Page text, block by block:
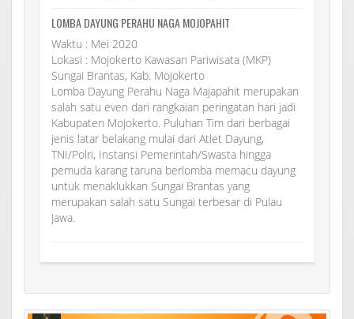
LOMBA DAYUNG PERAHU NAGA MOJOPAHIT
Waktu : Mei 2020
Lokasi : Mojokerto Kawasan Pariwisata (MKP)
Sungai Brantas, Kab. Mojokerto
Lomba Dayung Perahu Naga Majapahit merupakan
salah satu even dari rangkaian peringatan hari jadi
Kabupaten Mojokerto. Puluhan Tim dari berbagai
jenis latar belakang mulai dari Atlet Dayung,
TNI/Polri, Instansi Pemerintah/Swasta hingga
pemuda karang taruna berlomba memacu dayung
untuk menaklukkan Sungai Brantas yang
merupakan salah satu Sungai terbesar di Pulau
Jawa.